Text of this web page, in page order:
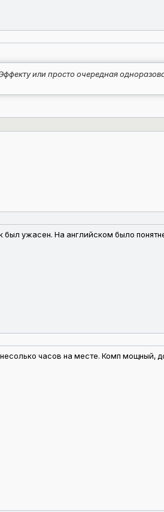
или просто очередная
ужасен. На английском было
часов на месте. Комп мощный,